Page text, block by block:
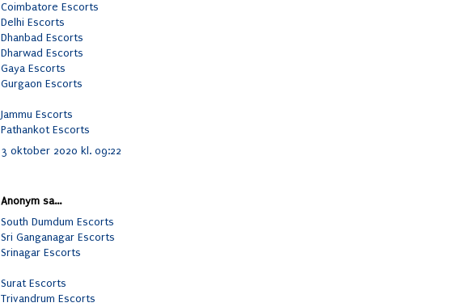
Coimbatore Escorts
Delhi Escorts
Dhanbad Escorts
Dharwad Escorts
Gaya Escorts
Gurgaon Escorts
Jammu Escorts
Pathankot Escorts
3 oktober 2020 kl. 09:22
Anonym sa...
South Dumdum Escorts
Sri Ganganagar Escorts
Srinagar Escorts
Surat Escorts
Trivandrum Escorts